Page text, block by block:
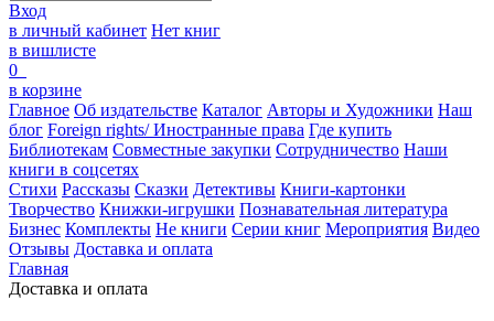
Вход
в личный кабинет Нет книг
в вишлисте
0
в корзине
Главное Об издательстве Каталог Авторы и Художники Наш
блог Foreign rights/ Иностранные права Где купить
Библиотекам Совместные закупки Сотрудничество Наши
книги в соцсетях
Стихи Рассказы Сказки Детективы Книги-картонки
Творчество Книжки-игрушки Познавательная литература
Бизнес Комплекты Не книги Серии книг Мероприятия Видео
Отзывы Доставка и оплата
Главная
Доставка и оплата